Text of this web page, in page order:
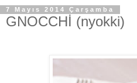
7 Mayıs 2014 Çarşamba
GNOCCHİ (nyokki)